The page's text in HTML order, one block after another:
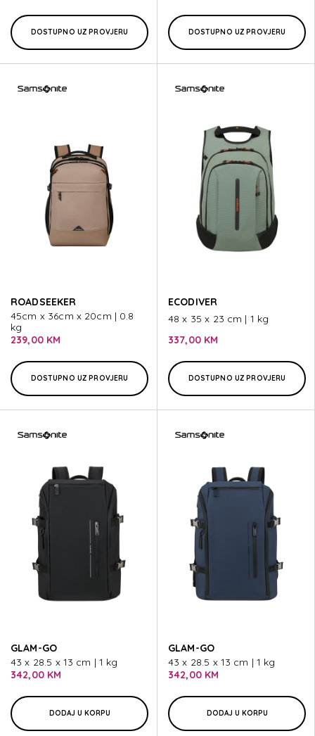
DOSTUPNO UZ PROVJERU DOSTUPNO UZ PROVJERU
ROADSEEKER
45cm x 36cm x 20cm | 0.8
kg
239,00 KM
DOSTUPNO UZ PROVJERU
ECODIVER
48 x 35 x 23 cm | 1 kg
337,00 KM
DOSTUPNO UZ PROVJERU
GLAM-GO
43 x 28.5 x 13 cm | 1 kg
342,00 KM
DODAJ U KORPU
GLAM-GO
43 x 28.5 x 13 cm | 1 kg
342,00 KM
DODAJ U KORPU